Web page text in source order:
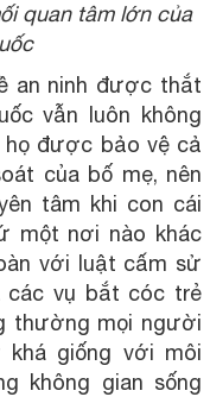
quan tâm lớn của
an ninh được thắt
vẫn luôn không
họ được bảo vệ cả
của bố mẹ, nên
tâm khi con cái
một nơi nào khác
với luật cấm sử
các vụ bắt cóc trẻ
thường mọi người
giống với môi
không gian sống